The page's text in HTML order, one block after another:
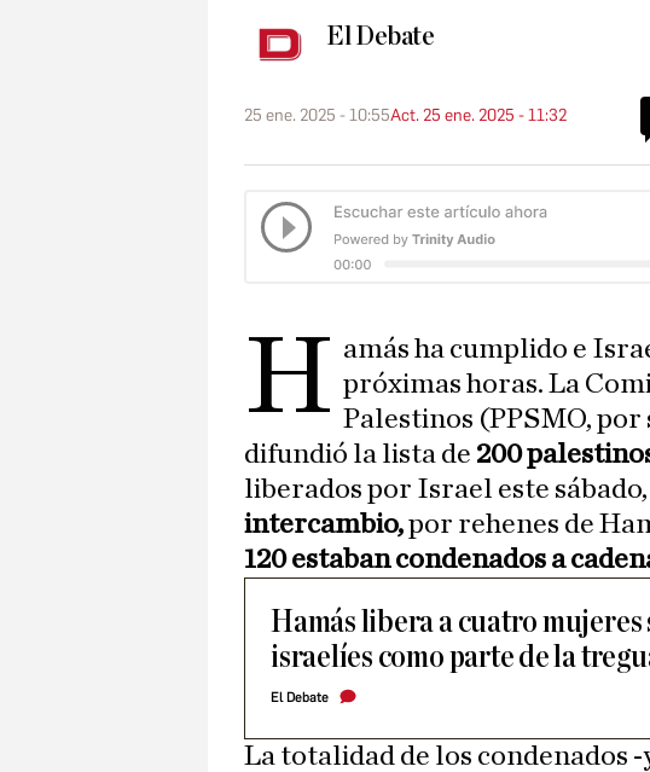
El Debate
25 ene. 2025 - 10:55Act. 25 ene. 2025 - 11:32
H amás ha cumplido e
próximas horas. La
Palestinos (PPSMO, por
difundió la lista de 200
liberados por Israel este
intercambio,por rehenes de
120 estaban condenados a
Hamás libera a cuatro mujeres
israelíes como parte de la
El Debate
La totalidad de los condenados